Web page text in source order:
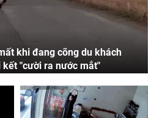
khi đang cõng du khách
"cười ra nước mắt"